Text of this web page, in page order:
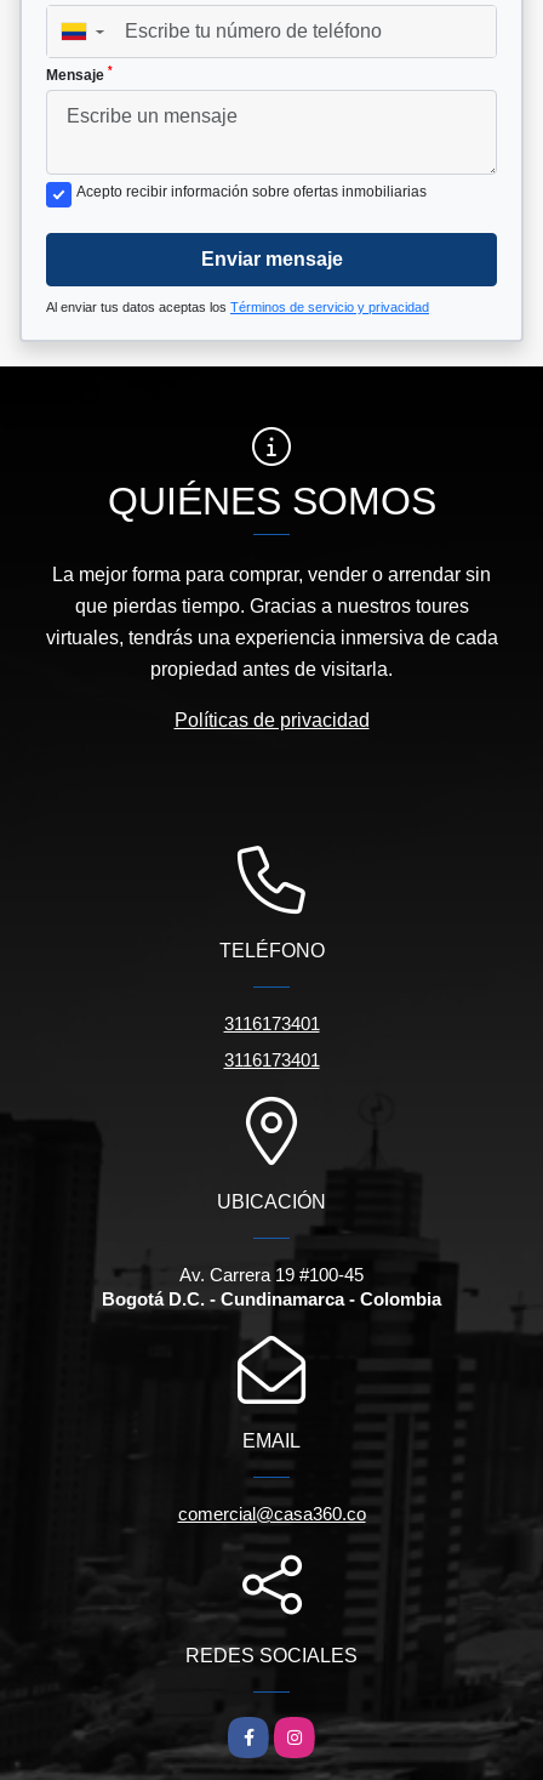
▼
Mensaje *
Acepto recibir información sobre ofertas inmobiliarias
Enviar mensaje
Al enviar tus datos aceptas los Términos de servicio y privacidad
QUIÉNES SOMOS
La mejor forma para comprar, vender o arrendar sin
que pierdas tiempo. Gracias a nuestros toures
virtuales, tendrás una experiencia inmersiva de cada
propiedad antes de visitarla.
Políticas de privacidad
TELÉFONO
3116173401
3116173401
UBICACIÓN
Av. Carrera 19 #100-45
Bogotá D.C. - Cundinamarca - Colombia
EMAIL
comercial@casa360.co
REDES SOCIALES
FacebookInstagram